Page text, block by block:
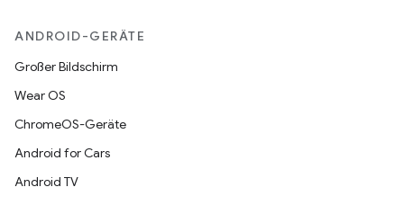
ANDROID-GERÄTE
Großer Bildschirm
Wear OS
ChromeOS-Geräte
Android for Cars
Android TV